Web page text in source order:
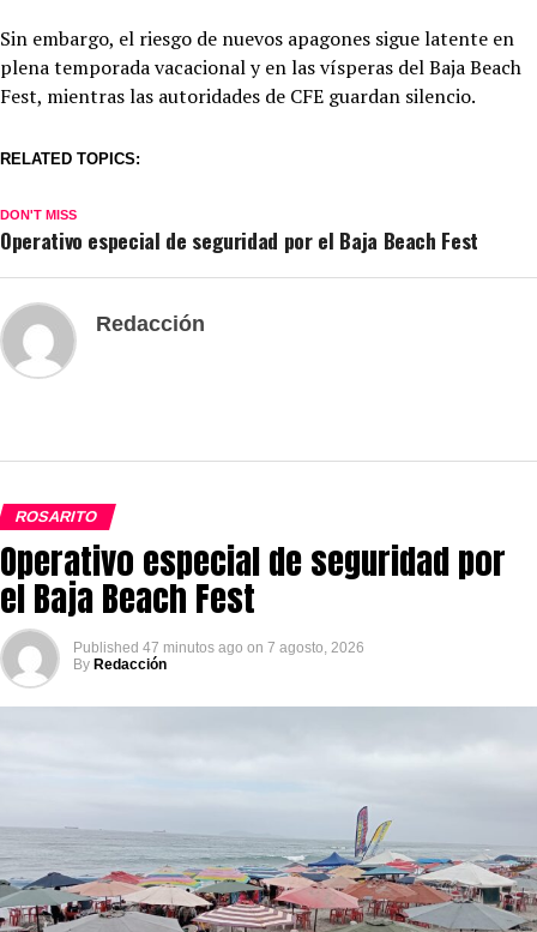
Sin embargo, el riesgo de nuevos apagones sigue latente en
plena temporada vacacional y en las vísperas del Baja Beach
Fest, mientras las autoridades de CFE guardan silencio.
RELATED TOPICS:
DON'T MISS
Operativo especial de seguridad por el Baja Beach Fest
Redacción
ROSARITO
Operativo especial de seguridad por
el Baja Beach Fest
Published 47 minutos ago on 7 agosto, 2026
By Redacción